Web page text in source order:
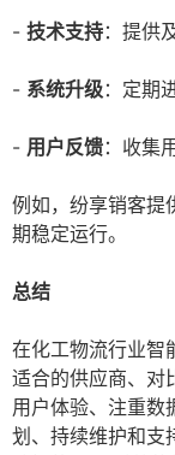
- 技术支持：提供
- 系统升级：定期
- 用户反馈：收集
例如，纷享销客提
期稳定运行。
总结
在化工物流行业智
适合的供应商、对
用户体验、注重数
划、持续维护和支